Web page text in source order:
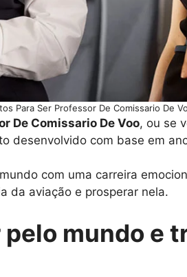
Para Ser Professor De Comissario De
De Comissario De Voo, ou se
desenvolvido com base em
com uma carreira
da aviação e prosperar nela.
mundo e